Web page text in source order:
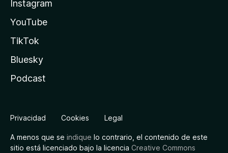
Instagram
YouTube
TikTok
Bluesky
Podcast
Privacidad Cookies Legal
A menos que se indique lo contrario, el contenido de este
sitio está licenciado bajo la licencia Creative Commons